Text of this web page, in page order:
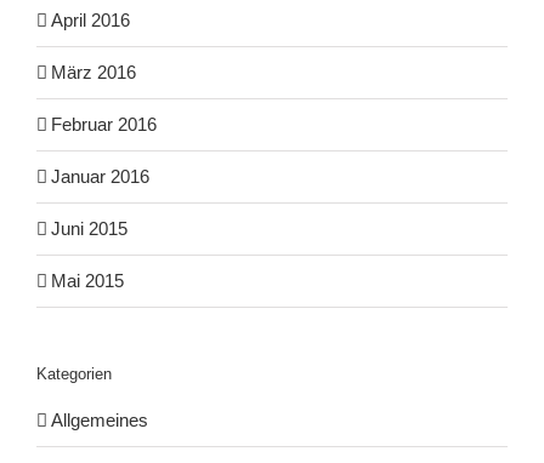
April 2016
März 2016
Februar 2016
Januar 2016
Juni 2015
Mai 2015
Kategorien
Allgemeines